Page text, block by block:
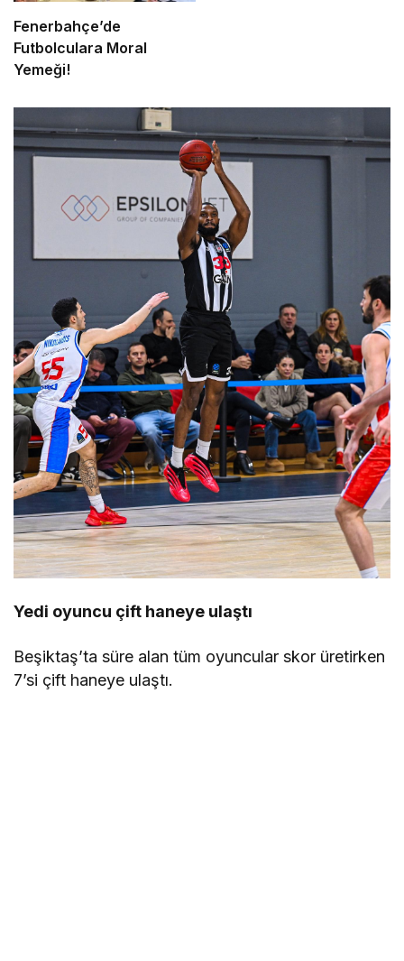
Fenerbahçe’de
Futbolculara Moral
Yemeği!
Yedi oyuncu çift haneye ulaştı
Beşiktaş’ta süre alan tüm oyuncular skor üretirken
7’si çift haneye ulaştı.